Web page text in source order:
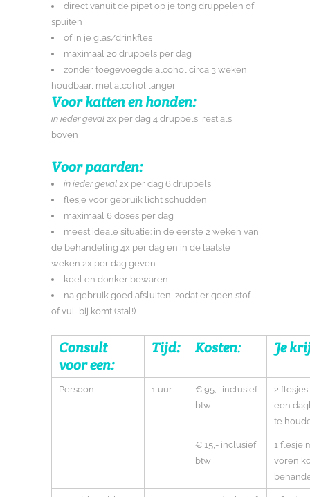
direct vanuit de pipet op je tong druppelen of
spuiten
of in je glas/drinkfles
maximaal 20 druppels per dag
zonder toegevoegde alcohol circa 3 weken
houdbaar, met alcohol langer
Voor katten en honden:
in ieder geval 2x per dag 4 druppels, rest als
boven
Voor paarden:
in ieder geval 2x per dag 6 druppels
flesje voor gebruik licht schudden
maximaal 6 doses per dag
meest ideale situatie: in de eerste 2 weken van
de behandeling 4x per dag en in de laatste
weken 2x per dag geven
koel en donker bewaren
na gebruik goed afsluiten, zodat er geen stof
of vuil bij komt (stal!)
Consult
voor een:
Tijd: Kosten: Je
Persoon 1 uur € 95,- inclusief
btw
2
een
te
€ 15,- inclusief
btw
1 flesje
voren